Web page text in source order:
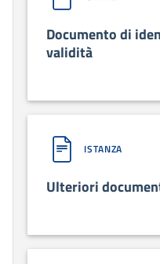
Documento di
validità
ISTANZA
Ulteriori